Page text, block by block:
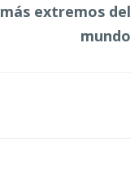
más extremos del
mundo